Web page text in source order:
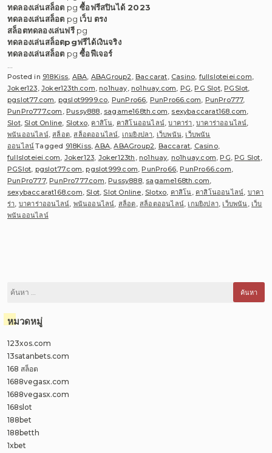
ทดลองเล่นสล็อต pgซื้อฟรีสปินได้ 2023
ทดลองเล่นสล็อต pg เว็บ ตรง
สล็อตทดลองเล่นฟรีpg
ทดลองเล่นสล็อตpgฟรีได้เงินจริง
ทดลองเล่นสล็อต pgซื้อฟีเจอร์
Posted in 918Kiss, ABA, ABAGroup2,Baccarat, Casino, fullsloteiei.com,
Joker123,Joker123th.com,no1huay,no1huay.com, PG,PG Slot,PGSlot,
pgslot77.com, pgslot9999.co, PunPro66, PunPro66.com, PunPro777,
PunPro777.com ,Pussy888, sagame168th.com, sexybaccarat168.com,
Slot, Slot Online, Slotxo, คาสิโน, คาสิโนออนไลน์,บาคาร่า ,บาคาร่าออนไลน์,
พนันออนไลน์,สล็อต,สล็อตออนไลน์, เกมยิงปลา, เว็บพนัน, เว็บพนัน
ออนไลน์Tagged 918Kiss,ABA,ABAGroup2, Baccarat, Casino,
fullsloteiei.com, Joker123, Joker123th ,no1huay, no1huay.com,PG,PG Slot,
PGSlot, pgslot77.com,pgslot999.com,PunPro66,PunPro66.com,
PunPro777,PunPro777.com,Pussy888, sagame168th.com,
sexybaccarat168.com, Slot, Slot Online, Slotxo, คาสิโน, คาสิโนออนไลน์, บาคา
ร่า, บาคาร่าออนไลน์, พนันออนไลน์, สล็อต,สล็อตออนไลน์, เกมยิงปลา, เว็บพนัน, เว็บ
พนันออนไลน์
ค้นหา
หมวดหมู่
123xos.com
13satanbets.com
168 สล็อต
1688vegasx.com
1688vegasx.com
168slot
188bet
188betth
1xbet